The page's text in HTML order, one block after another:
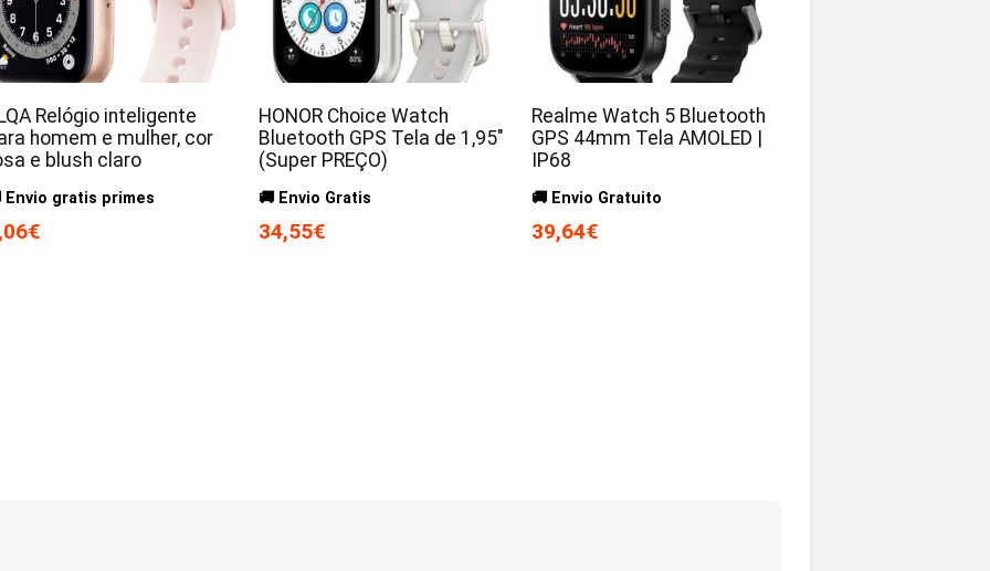
Relógio inteligente
homem e mulher, cor
e blush claro
Envio gratis primes
HONOR Choice Watch
Bluetooth GPS Tela de 1,95″
(Super PREÇO)
🚚 Envio Gratis
34,55€
Realme Watch 5 Bluetooth
GPS 44mm Tela AMOLED |
IP68
🚚 Envio Gratuito
39,64€